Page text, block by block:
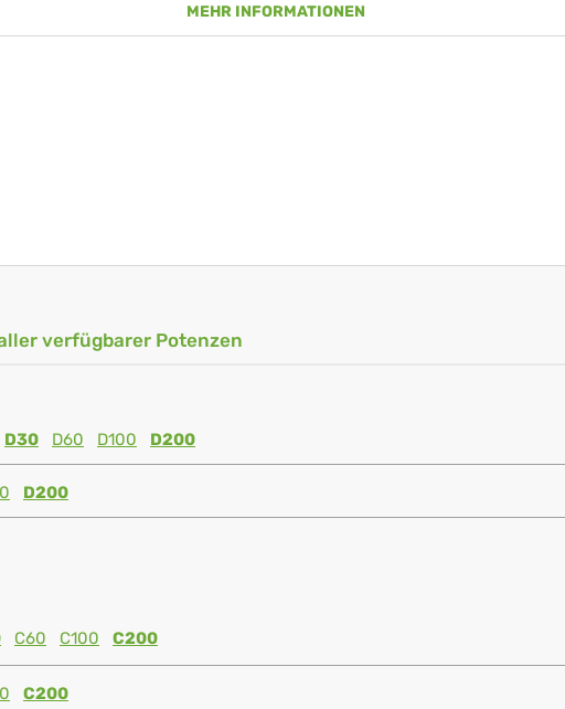
MEHR INFORMATIONEN
verfügbarer Potenzen
D30 D60 D100 D200
D200
C60 C100 C200
C200